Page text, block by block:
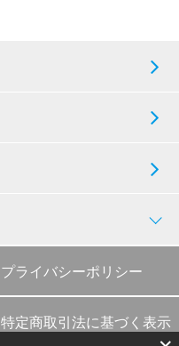
プライバシーポリシー
特定商取引法に基づく表示